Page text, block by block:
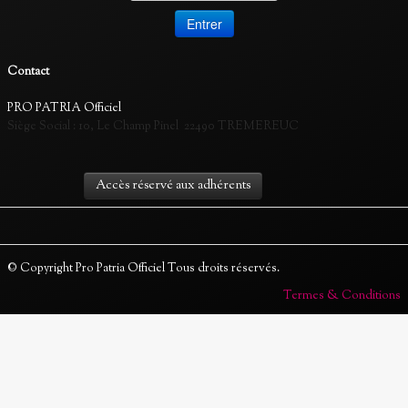
Contact
PRO PATRIA Officiel
Siège Social :
10, Le Champ Pinel 22490 TREMEREUC
Accès réservé aux adhérents
© Copyright Pro Patria Officiel Tous droits réservés.
Termes & Conditions